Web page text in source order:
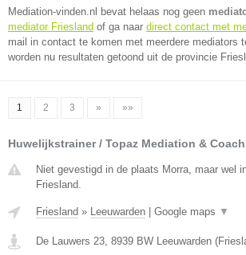
Mediation-vinden.nl bevat helaas nog geen
mediator Friesland of ga naar direct contact met
mail in contact te komen met meerdere mediators
worden nu resultaten getoond uit de provincie
1 2 3 » »»
Huwelijkstrainer / Topaz Mediation &
Niet gevestigd in de plaats Morra, maar wel
Friesland.
Friesland » Leeuwarden Google maps ▼
De Lauwers 23, 8939 BW Leeuwarden (